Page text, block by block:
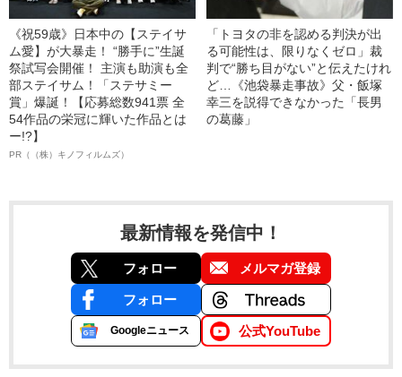
《祝59歳》日本中の【ステイサ
ム愛】が大暴走！ “勝手に”生誕
祭試写会開催！ 主演も助演も全
部ステイサム！「ステサミー
賞」爆誕！【応募総数941票 全
54作品の栄冠に輝いた作品とは
ー!?】
PR（（株）キノフィルムズ）
「トヨタの非を認める判決が出
る可能性は、限りなくゼロ」裁
判で“勝ち目がない”と伝えたけれ
ど…《池袋暴走事故》父・飯塚
幸三を説得できなかった「長男
の葛藤」
最新情報を発信中！
フォロー メルマガ登録
フォロー
Googleニュース 公式YouTube